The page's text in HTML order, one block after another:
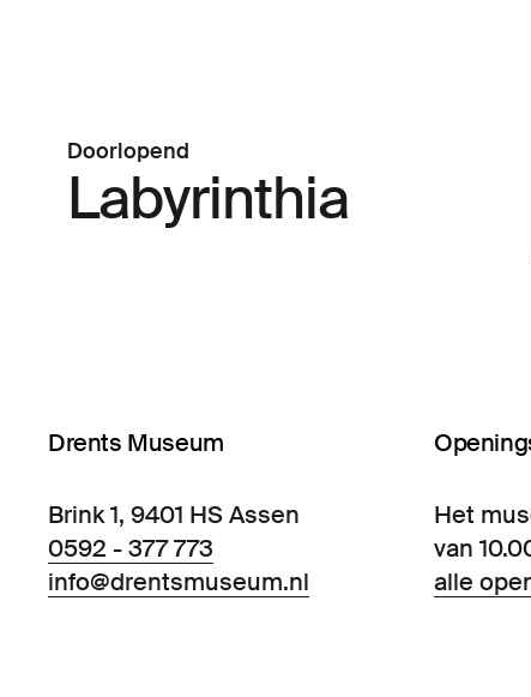
Doorlopend
Labyrinthia
Drents Museum
Brink 1, 9401 HS Assen
0592 - 377 773
info@drentsmuseum.nl
Het
van
alle